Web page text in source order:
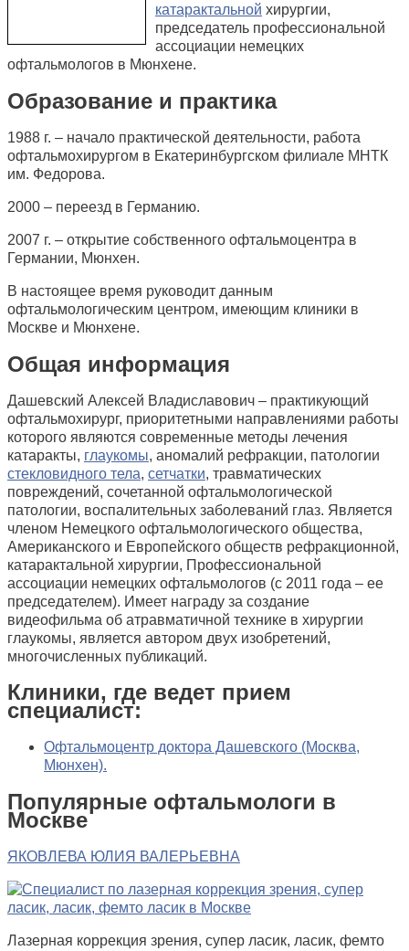
катарактальной хирургии,
председатель профессиональной
ассоциации немецких
офтальмологов в Мюнхене.
Образование и практика
1988 г. – начало практической деятельности, работа
офтальмохирургом в Екатеринбургском филиале МНТК
им. Федорова.
2000 – переезд в Германию.
2007 г. – открытие собственного офтальмоцентра в
Германии, Мюнхен.
В настоящее время руководит данным
офтальмологическим центром, имеющим клиники в
Москве и Мюнхене.
Общая информация
Дашевский Алексей Владиславович – практикующий
офтальмохирург, приоритетными направлениями работы
которого являются современные методы лечения
катаракты, глаукомы, аномалий рефракции, патологии
стекловидного тела, сетчатки, травматических
повреждений, сочетанной офтальмологической
патологии, воспалительных заболеваний глаз. Является
членом Немецкого офтальмологического общества,
Американского и Европейского обществ рефракционной,
катарактальной хирургии, Профессиональной
ассоциации немецких офтальмологов (с 2011 года – ее
председателем). Имеет награду за создание
видеофильма об атравматичной технике в хирургии
глаукомы, является автором двух изобретений,
многочисленных публикаций.
Клиники, где ведет прием
специалист:
Офтальмоцентр доктора Дашевского (Москва,
Мюнхен).
Популярные офтальмологи в
Москве
ЯКОВЛЕВА ЮЛИЯ ВАЛЕРЬЕВНА
Лазерная коррекция зрения, супер ласик, ласик, фемто